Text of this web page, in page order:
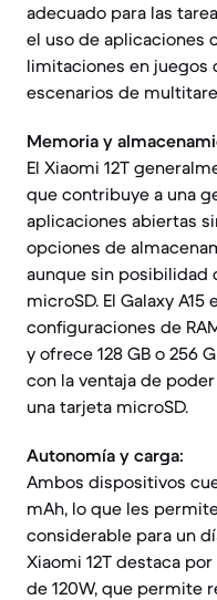
adecuado para las
el uso de aplicaciones
limitaciones en juegos
escenarios de
Memoria y
El Xiaomi 12T
que contribuye a una
aplicaciones abiertas
opciones de
aunque sin posibilidad
microSD. El Galaxy
configuraciones de
y ofrece 128 GB o 256
con la ventaja de
una tarjeta microSD.
Autonomía y carga:
Ambos dispositivos
mAh, lo que les
considerable para un
Xiaomi 12T destaca
de 120W, que permite